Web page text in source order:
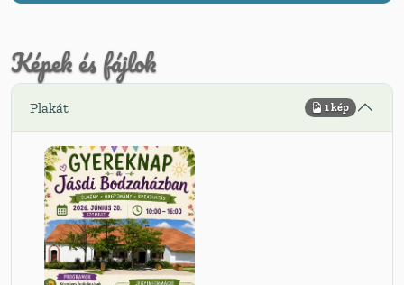
Képek és fájlok
Plakát 1 kép